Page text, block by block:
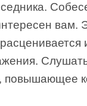
вам.
повышающее